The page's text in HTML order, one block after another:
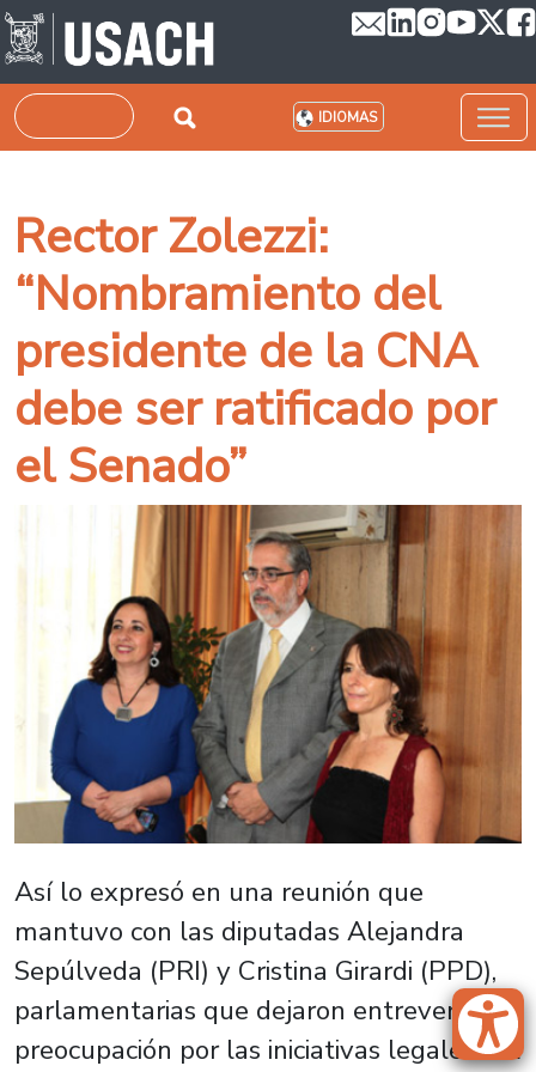
Pasar al contenido principal
Buscar IDIOMAS
Rector Zolezzi:
“Nombramiento del
presidente de la CNA
debe ser ratificado por
el Senado”
Así lo expresó en una reunión que
mantuvo con las diputadas Alejandra
Sepúlveda (PRI) y Cristina Girardi (PPD),
parlamentarias que dejaron entrever su
preocupación por las iniciativas legales del